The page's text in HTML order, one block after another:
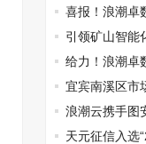
疗大模型实验室
喜报！浪潮卓
23年度济南市瞪
引领矿山智能
正式发布
给力！浪潮卓
新大会”三项大奖
宜宾南溪区市
实现开门红
浪潮云携手图
会天元征信入选